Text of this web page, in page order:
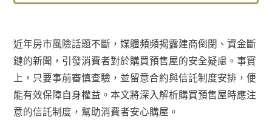
近年房市風險話題不斷，媒體頻頻揭露建商倒閉、資金斷
鏈的新聞，引發消費者對於購買預售屋的安全疑慮。事實
上，只要事前審慎查驗，並留意合約與信託制度安排，便
能有效保障自身權益。本文將深入解析購買預售屋時應注
意的信託制度，幫助消費者安心購屋。